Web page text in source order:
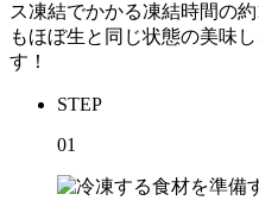
ス凍結でかかる凍結時間の
もほぼ生と同じ状態の美味
す！
STEP
01